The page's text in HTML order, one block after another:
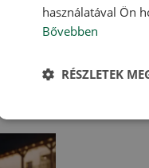
használatával Ön
Bővebben
RÉSZLETEK